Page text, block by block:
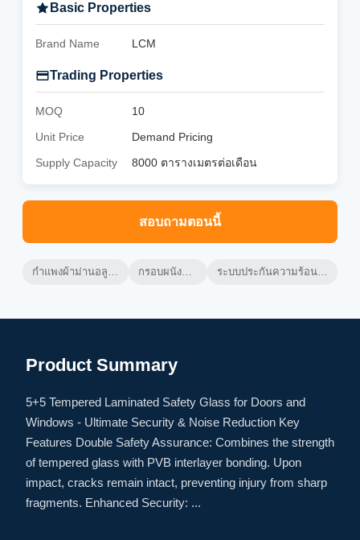
Basic Properties
Brand Name LCM
Trading Properties
MOQ
10
Unit Price
Demand Pricing
Supply Capacity
8000 ตารางเมตรต่อเดือน
สอบถามตอนนี้
กําแพงผ้าม่านอลูมิเนียมที่ระบายอากาศ กรอบผนังผ้าม่านอลูมิเนียม ระบบประกันความร้อนในผนังผ้าม่านระบายอากาศ
Product Summary
5+5 Tempered Laminated Safety Glass for Doors and
Windows - Ultimate Security & Noise Reduction Key
Features Double Safety Assurance: Combines the strength
of tempered glass with PVB interlayer bonding. Upon
impact, cracks remain intact, preventing injury from sharp
fragments. Enhanced Security: ...